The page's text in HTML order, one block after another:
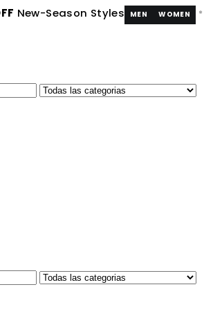
New-Season Styles MEN WOMEN
*